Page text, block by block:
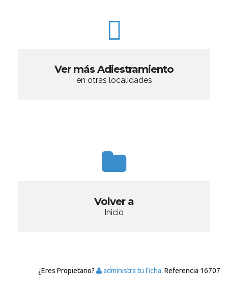
Ver más Adiestramiento
en otras localidades
Volver a
Inicio
¿Eres Propietario? administra tu ficha. Referencia 16707